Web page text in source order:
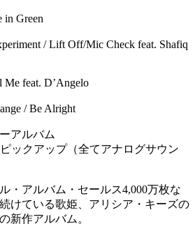
in Green
/ Lift Off/Mic Check feat. Shafiq
feat. D’Angelo
/ Be Alright
アルバム
ックアップ（全てアナログサウン
・アルバム・セールス4,000万枚な
けている歌姫、アリシア・キーズの
新作アルバム。